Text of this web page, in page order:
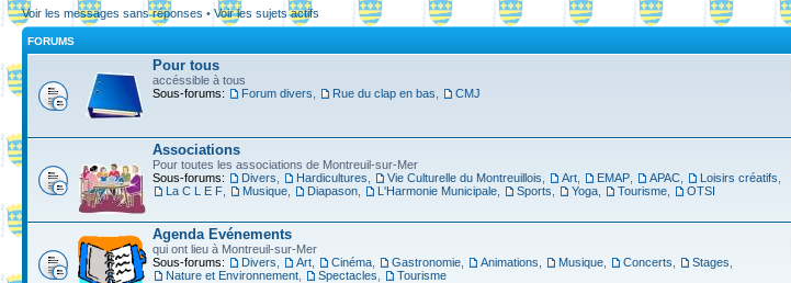
Voir les messages sans réponses •Voir les sujets actifs
FORUMS
Pour tous
accéssible à tous
Sous-forums:
Forum divers Rue du clap en bas CMJ
Associations
Pour toutes les associations de Montreuil-sur-Mer
Sous-forums:
Divers Hardicultures Vie Culturelle du Montreuillois Art EMAP APAC Loisirs créatifs
La C L E F
Musique Diapason L'Harmonie Municipale Sports Yoga Tourisme OTSI
Agenda Evénements
qui ont lieu à Montreuil-sur-Mer
Sous-forums:
Divers Art Cinéma Gastronomie Animations Musique Concerts Stages
Nature et Environnement
Spectacles Tourisme